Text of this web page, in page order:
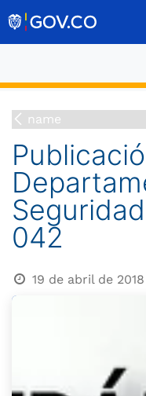
name
042
19 de abril de 2018